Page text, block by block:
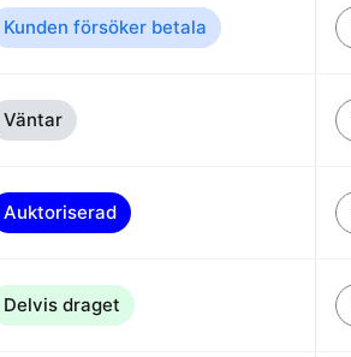
Kunden försöker betala
Väntar
Auktoriserad
Delvis draget